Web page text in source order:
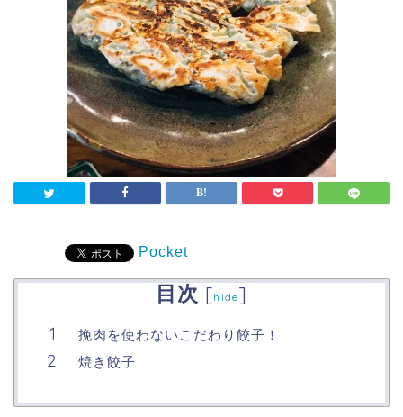
Pocket
目次 [hide]
挽肉を使わないこだわり餃子！
焼き餃子